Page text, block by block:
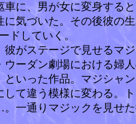
に、男が女に変身する
気づいた。その後彼の
ドしていく。
がステージで見せるマ
ーダン劇場における婦
といった作品。マジシャ
て違う模様に変わる。
一通りマジックを見せ